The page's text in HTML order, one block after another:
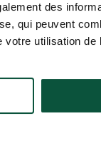
des
qui peuvent
votre utilisation de
werden an die
von
können Sie eine